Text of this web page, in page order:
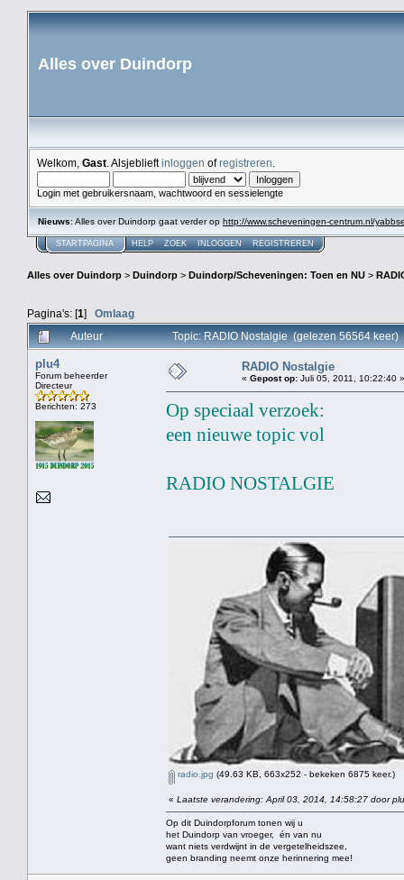
Alles over Duindorp
Welkom, Gast . Alsjeblieftinloggen ofregistreren
Login met gebruikersnaam, wachtwoord en sessielengte
Nieuws: Alles over Duindorp gaat verder op http://www.scheveningen-centrum.nl/
STARTPAGINA HELP ZOEK INLOGGEN REGISTREREN
Alles over Duindorp > Duindorp > Duindorp/Scheveningen: Toen en NU >
Pagina's: [1] Omlaag
Auteur
Topic: RADIO Nostalgie (gelezen 56564 keer)
plu4
Forum beheerder
Directeur
Berichten: 273
RADIO Nostalgie
« Gepost op: Juli 05, 2011, 10:22:40 »
Op speciaal verzoek:
een nieuwe topic vol
RADIO NOSTALGIE
radio.jpg (49.63 KB, 663x252 - bekeken 6875 keer.)
« Laatste verandering: April 03, 2014, 14:58:27 door
Op dit Duindorpforum tonen wij u
het Duindorp van vroeger, én van nu
want niets verdwijnt in de vergetelheidszee,
geen branding neemt onze herinnering mee!